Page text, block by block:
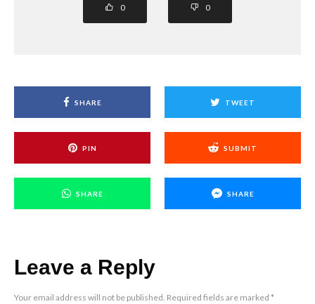
0 0
SHARE TWEET
PIN SUBMIT
SHARE SHARE
Leave a Reply
Your email address will not be published. Required fields are marked *